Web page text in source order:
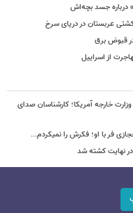
درباره جسد بچه‌اش
عربستان در دریای سرخ
در قبوض برق
وزارت خارجه آمریکا؛ کارشناسان صدای
فر با او؛ فکرش را نمیکردم...
در نهایت کشته شد